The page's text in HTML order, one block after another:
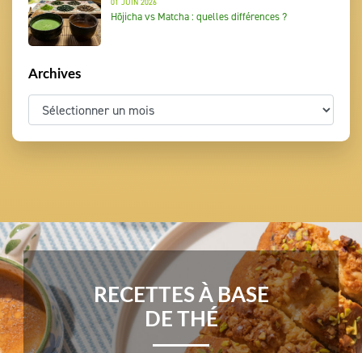
Hōjicha vs Matcha : quelles différences ?
Archives
RECETTES À BASE
DE THÉ